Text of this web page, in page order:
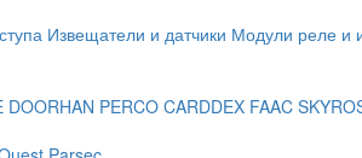
Извещатели и датчики Модули реле и
DOORHAN PERCO CARDDEX FAAC